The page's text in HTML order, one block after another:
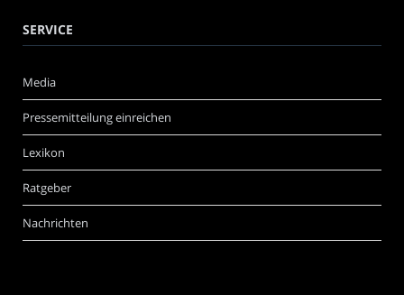
SERVICE
Media
Pressemitteilung einreichen
Lexikon
Ratgeber
Nachrichten